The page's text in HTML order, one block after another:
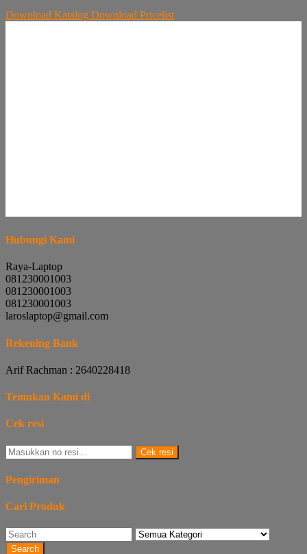
Download Katalog Download Pricelist
Hubungi Kami
Raya-Laptop
081230001003
081230001003
081230001003
laroslaptop@gmail.com
Rekening Bank
Arif Rachman : 2640228418
Temukan Kami di
Cek resi
Cek resi
Pengiriman
Cari Produk
Search